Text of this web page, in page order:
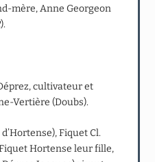
mère, Anne Georgeon
).
cultivateur et
Vertière (Doubs).
Fiquet Cl.
Hortense leur fille,